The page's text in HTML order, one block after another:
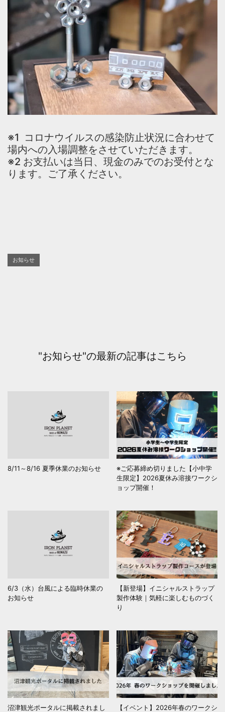
※1 コロナウイルスの感染防止状況に合わせて
場内への入場調整をさせていただきます。
※2 お支払いは当日、現金のみでのお受付とな
ります。ご了承ください。
お知らせ
"お知らせ"の最新の記事はこちら
8/11～8/16 夏季休業のお知らせ
※ご応募締め切りました【小中学
生限定】2026夏休み溶接ワークシ
ョップ開催！
6/3（水）台風による臨時休業の
お知らせ
【新登場】イニシャルストラップ
製作体験｜気軽に楽しむものづく
り
沼津観光ポータルに掲載されまし
【イベント】2026年春のワークシ